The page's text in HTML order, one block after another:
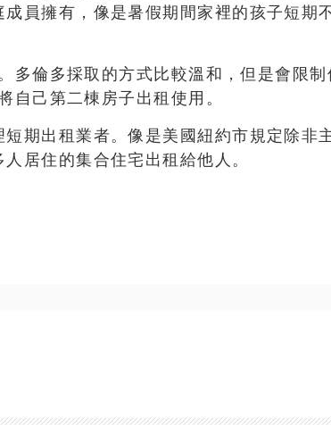
員擁有，像是暑假期間家裡的孩子短期
倫多採取的方式比較溫和，但是會限制
己第二棟房子出租使用。
期出租業者。像是美國紐約市規定除非
居住的集合住宅出租給他人。